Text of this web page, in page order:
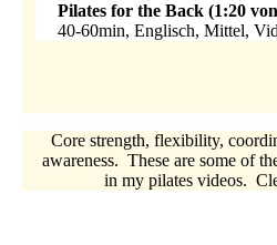
Pilates for the Back (1:20
40-60min, Englisch, Mittel,
Core strength, flexibility,
awareness. These are some of
in my pilates videos.